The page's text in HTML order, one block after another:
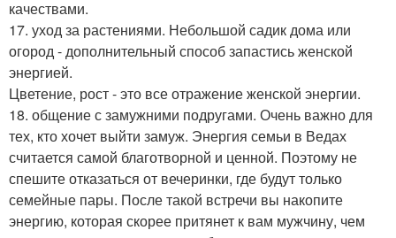
качествами.
17. уход за растениями. Небольшой садик дома или
огород - дополнительный способ запастись женской
энергией.
Цветение, рост - это все отражение женской энергии.
18. общение с замужними подругами. Очень важно для
тех, кто хочет выйти замуж. Энергия семьи в Ведах
считается самой благотворной и ценной. Поэтому не
спешите отказаться от вечеринки, где будут только
семейные пары. После такой встречи вы накопите
энергию, которая скорее притянет к вам мужчину, чем